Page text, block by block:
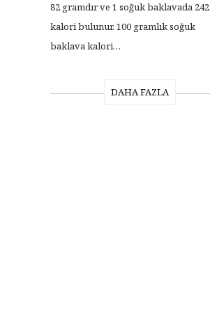
82 gramdır ve 1 soğuk baklavada 242
kalori bulunur. 100 gramlık soğuk
baklava kalori…
DAHA FAZLA